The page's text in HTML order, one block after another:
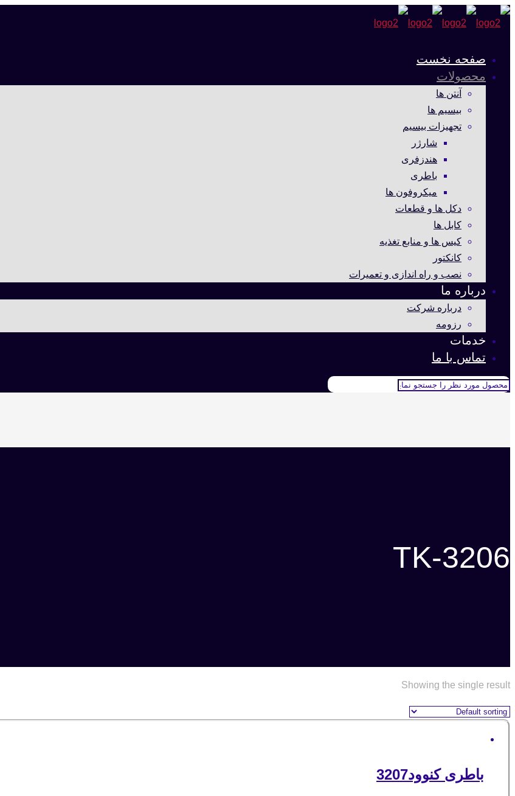
صفحه نخست
محصولات
آنتن ها
بیسیم ها
تجهیزات بیسیم
شارژر
هندزفری
باطری
میکروفون ها
دکل ها و قطعات
کابل ها
کیس ها و منابع تغذیه
کانکتور
نصب و راه اندازی و تعمیرات
درباره ما
درباره شرکت
رزومه
خدمات
تماس با ما
TK-3206
Showing the single result
باطری کنوود3207